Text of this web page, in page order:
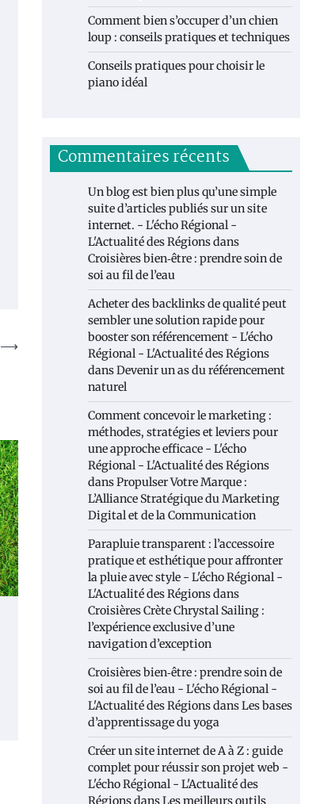
⟶
Comment bien s’occuper d’un chien
loup : conseils pratiques et techniques
Conseils pratiques pour choisir le
piano idéal
Commentaires récents
Un blog est bien plus qu’une simple
suite d’articles publiés sur un site
internet. - L'écho Régional -
L'Actualité des Régionsdans
Croisières bien‑être : prendre soin de
soi au fil de l’eau
Acheter des backlinks de qualité peut
sembler une solution rapide pour
booster son référencement - L'écho
Régional - L'Actualité des Régions
dansDevenir un as du référencement
naturel
Comment concevoir le marketing :
méthodes, stratégies et leviers pour
une approche efficace - L'écho
Régional - L'Actualité des Régions
dansPropulser Votre Marque :
L’Alliance Stratégique du Marketing
Digital et de la Communication
Parapluie transparent : l’accessoire
pratique et esthétique pour affronter
la pluie avec style - L'écho Régional -
L'Actualité des Régionsdans
Croisières Crète Chrystal Sailing :
l’expérience exclusive d’une
navigation d’exception
Croisières bien‑être : prendre soin de
soi au fil de l’eau - L'écho Régional -
L'Actualité des RégionsdansLes bases
d’apprentissage du yoga
Créer un site internet de A à Z : guide
complet pour réussir son projet web -
L'écho Régional - L'Actualité des
RégionsdansLes meilleurs outils